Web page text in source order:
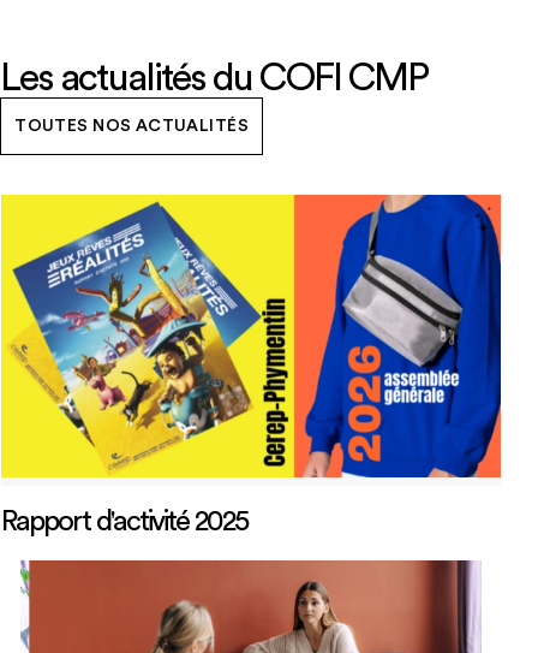
Les actualités du COFI CMP
TOUTES NOS ACTUALITÉS
Rapport d'activité 2025